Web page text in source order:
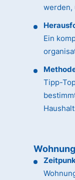
werden,
Ein
Tipp-